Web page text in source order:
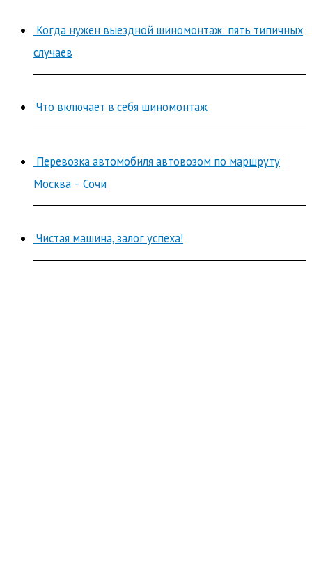
Когда нужен выездной шиномонтаж: пять типичных
случаев
Что включает в себя шиномонтаж
Перевозка автомобиля автовозом по маршруту
Москва – Сочи
Чистая машина, залог успеха!